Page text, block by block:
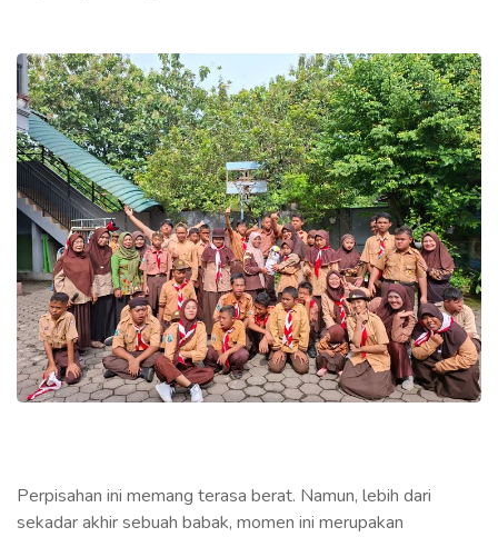
Perpisahan ini memang terasa berat. Namun, lebih dari
sekadar akhir sebuah babak, momen ini merupakan